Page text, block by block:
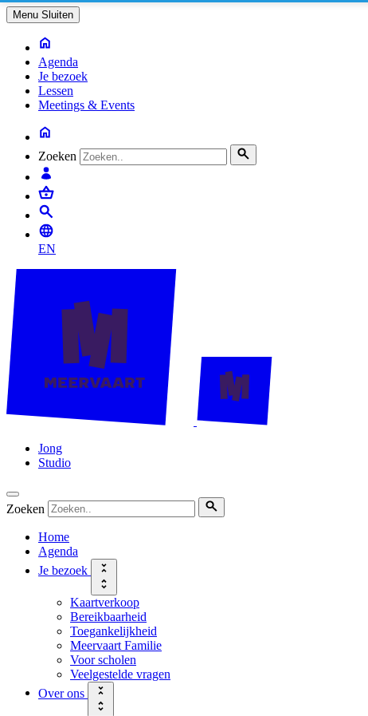
Menu Sluiten
Agenda
Je bezoek
Lessen
Meetings & Events
Zoeken
EN
Jong
Studio
Zoeken
Home
Agenda
Je bezoek
Kaartverkoop
Bereikbaarheid
Toegankelijkheid
Meervaart Familie
Voor scholen
Veelgestelde vragen
Over ons